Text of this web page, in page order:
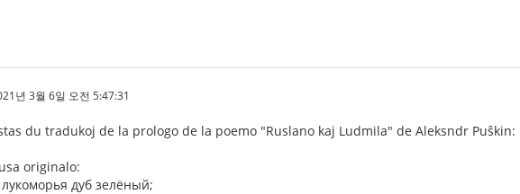
년 3월 6일 오전 5:47:31
du tradukoj de la prologo de la poemo "Ruslano kaj Ludmila" de Aleksndr Puŝkin:
originalo:
дуб зелёный;